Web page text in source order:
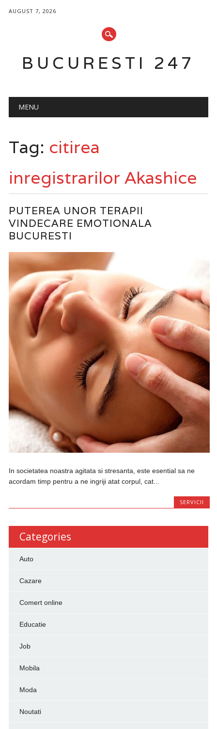
AUGUST 7, 2026
BUCURESTI 247
Main menu
MENU
Tag: citirea
inregistrarilor Akashice
PUTEREA UNOR TERAPII
VINDECARE EMOTIONALA
BUCURESTI
In societatea noastra agitata si stresanta, este esential sa ne
acordam timp pentru a ne ingriji atat corpul, cat...
SERVICII
Categories
Auto
Cazare
Comert online
Educatie
Job
Mobila
Moda
Noutati